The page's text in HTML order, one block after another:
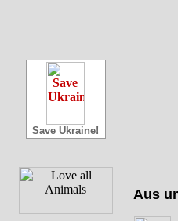
Save Ukraine!
Aus